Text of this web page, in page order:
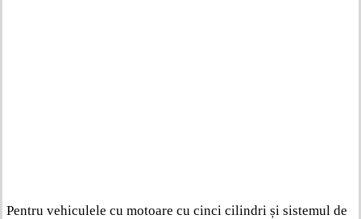
Pentru vehiculele cu motoare cu cinci cilindri și sistemul de